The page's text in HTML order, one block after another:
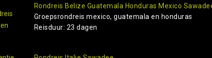
Rondreis Belize Guatemala Honduras Mexico
Groepsrondreis mexico, guatemala en honduras
Reisduur: 23 dagen